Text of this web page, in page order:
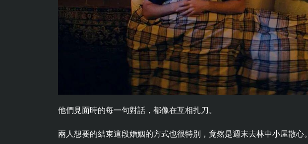
他們見面時的每一句對話，都像在互相扎刀。
兩人想要的結束這段婚姻的方式也很特別，竟然是週末去林中小屋散心。